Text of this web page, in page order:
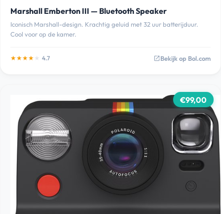
Marshall Emberton III — Bluetooth Speaker
Iconisch Marshall-design. Krachtig geluid met 32 uur batterijduur.
Cool voor op de kamer.
★★★★ ★ 4.7 open_in_newBekijk op Bol.com
€99,00